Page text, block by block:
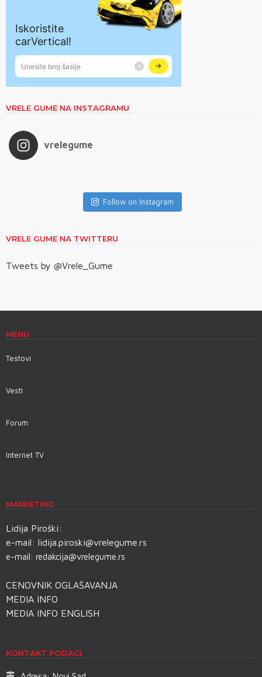
VRELE GUME NA INSTAGRAMU
vrelegume
Follow on Instagram
VRELE GUME NA TWITTERU
Tweets by @Vrele_Gume
MENU
Testovi
Vesti
Forum
Internet TV
MARKETING
Lidija Piroški:
e-mail: lidija.piroski@vrelegume.rs
e-mail: redakcija@vrelegume.rs
CENOVNIK OGLAŠAVANJA
MEDIA INFO
MEDIA INFO ENGLISH
KONTAKT PODACI